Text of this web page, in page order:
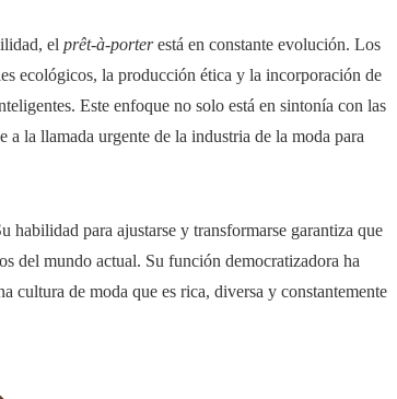
el prêt-à-porterestá en constante evolución. Los
ecológicos, la producción ética y la incorporación de
Este enfoque no solo está en sintonía con las
a la llamada urgente de la industria de la moda para
habilidad para ajustarse y transformarse garantiza que
del mundo actual. Su función democratizadora ha
cultura de moda que es rica, diversa y constantemente